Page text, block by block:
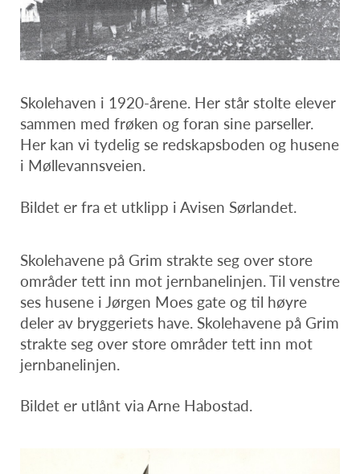
Skolehaven i 1920-årene. Her står stolte elever
sammen med frøken og foran sine parseller.
Her kan vi tydelig se redskapsboden og husene
i Møllevannsveien.
Bildet er fra et utklipp i Avisen Sørlandet.
Skolehavene på Grim strakte seg over store
områder tett inn mot jernbanelinjen. Til venstre
ses husene i Jørgen Moes gate og til høyre
deler av bryggeriets have. Skolehavene på Grim
strakte seg over store områder tett inn mot
jernbanelinjen.
Bildet er utlånt via Arne Habostad.